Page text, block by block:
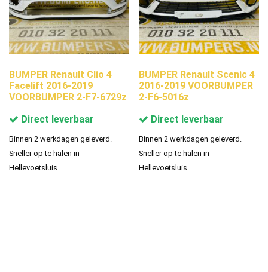
BUMPER Renault Clio 4
Facelift 2016-2019
VOORBUMPER 2-F7-6729z
Direct leverbaar
Binnen 2 werkdagen geleverd.
Sneller op te halen in
Hellevoetsluis.
BUMPER Renault Scenic 4
2016-2019 VOORBUMPER
2-F6-5016z
Direct leverbaar
Binnen 2 werkdagen geleverd.
Sneller op te halen in
Hellevoetsluis.